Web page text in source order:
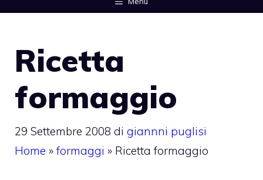
Ricetta
formaggio
29 Settembre 2008 di giannni puglisi
Home » formaggi » Ricetta formaggio